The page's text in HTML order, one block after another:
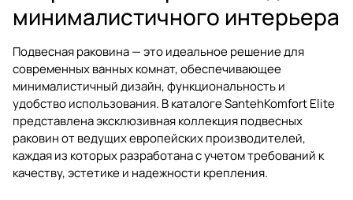
минималистичного интерьера
Подвесная раковина — это идеальное решение для
современных ванных комнат, обеспечивающее
минималистичный дизайн, функциональность и
удобство использования. В каталоге SantehKomfort Elite
представлена эксклюзивная коллекция подвесных
раковин от ведущих европейских производителей,
каждая из которых разработана с учетом требований к
качеству, эстетике и надежности крепления.